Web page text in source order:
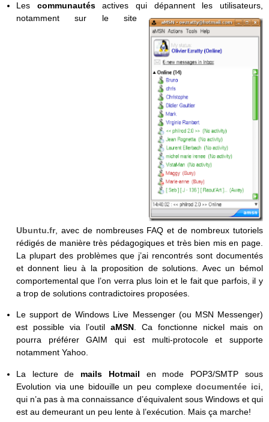
Les communautésactives qui dépannent les utilisateurs,
notamment sur le site
Ubuntu.fr, avec de nombreuses FAQ et de nombreux tutoriels
rédigés de manière très pédagogiques et très bien mis en page.
La plupart des problèmes que j’ai rencontrés sont documentés
et donnent lieu à la proposition de solutions. Avec un bémol
comportemental que l’on verra plus loin et le fait que parfois, il y
a trop de solutions contradictoires proposées.
Le support de Windows Live Messenger (ou MSN Messenger)
est possible via l’outil aMSN. Ca fonctionne nickel mais on
pourra préférer GAIM qui est multi-protocole et supporte
notamment Yahoo.
La lecture de mails Hotmail en mode POP3/SMTP sous
Evolution via une bidouille un peu complexedocumentée ici
qui n’a pas à ma connaissance d’équivalent sous Windows et qui
est au demeurant un peu lente à l’exécution. Mais ça marche!